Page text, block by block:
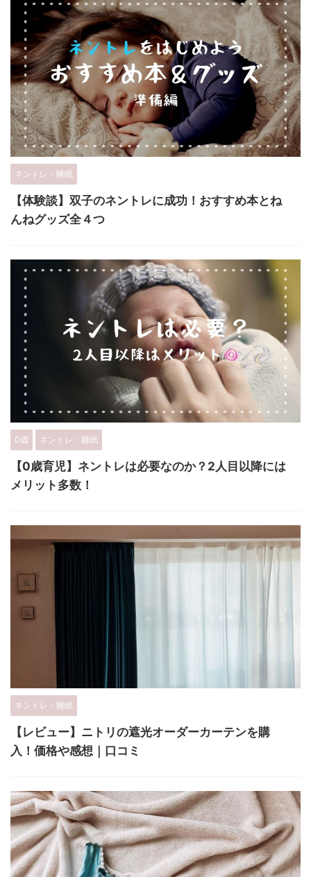
ネントレ・睡眠
【体験談】双子のネントレに成功！おすすめ本とね
んねグッズ全４つ
0歳 ネントレ・睡眠
【0歳育児】ネントレは必要なのか？2人目以降には
メリット多数！
ネントレ・睡眠
【レビュー】ニトリの遮光オーダーカーテンを購
入！価格や感想｜口コミ